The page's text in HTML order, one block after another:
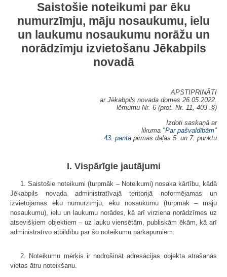
Saistošie noteikumi par ēku
numurzīmju, māju nosaukumu, ielu
un laukumu nosaukumu norāžu un
norādzīmju izvietošanu Jēkabpils
novadā
APSTIPRINĀTI
ar Jēkabpils novada domes 26.05.2022.
lēmumu Nr. 6 (prot. Nr. 11, 403 .§)
Izdoti saskaņā ar
likuma "Par pašvaldībām"
43. panta pirmās daļas 5. un 7. punktu
I. Vispārīgie jautājumi
1. Saistošie noteikumi (turpmāk – Noteikumi) nosaka kārtību, kādā
Jēkabpils novada administratīvajā teritorijā noformējamas un
izvietojamas ēku numurzīmju, ēku nosaukumu (turpmāk – māju
nosaukumu), ielu un laukumu norādes, kā arī virziena norādzīmes uz
atsevišķiem objektiem – uz lauku viensētām, publiskām ēkām, kā arī
administratīvo atbildību par šo noteikumu pārkāpumiem.
2. Noteikumu mērķis ir nodrošināt adresācijas objekta atrašanās
vietas ātru noteikšanu.